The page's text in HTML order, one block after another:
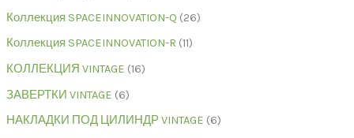
Коллекция SPACEINNOVATION-Q 26
Коллекция SPACEINNOVATION-R 11
КОЛЛЕКЦИЯ VINTAGE 16
ЗАВЕРТКИ VINTAGE 6
НАКЛАДКИ ПОД ЦИЛИНДР VINTAGE 6